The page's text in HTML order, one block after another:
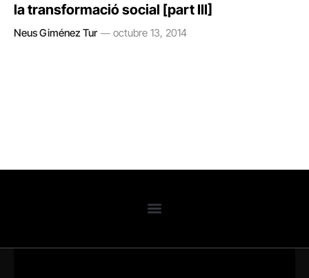
la transformació social [part III]
Neus Giménez Tur octubre 13, 2014